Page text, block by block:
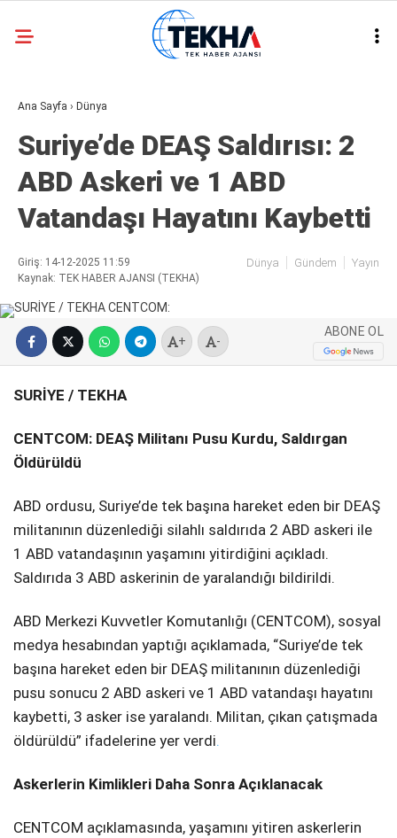
Facebook
27.9
ASAYIŞ
GÜNDEM
GENEL
POLITIKA
SIYASET
DÜNYA
METEOROLOJI
SERVISLER
Ana Sayfa › Dünya
Suriye’de DEAŞ Saldırısı: 2
ABD Askeri ve 1 ABD
Vatandaşı Hayatını Kaybetti
Giriş: 14-12-2025 11:59
Kaynak: TEK HABER AJANSI (TEKHA)
Dünya Gündem Yayın
+ -
ABONE OL
SURİYE / TEKHA
CENTCOM: DEAŞ Militanı Pusu Kurdu, Saldırgan
Öldürüldü
ABD ordusu, Suriye’de tek başına hareket eden bir DEAŞ
militanının düzenlediği silahlı saldırıda 2 ABD askeri ile
1 ABD vatandaşının yaşamını yitirdiğini açıkladı.
Saldırıda 3 ABD askerinin de yaralandığı bildirildi.
ABD Merkezi Kuvvetler Komutanlığı (CENTCOM), sosyal
medya hesabından yaptığı açıklamada, “Suriye’de tek
başına hareket eden bir DEAŞ militanının düzenlediği
pusu sonucu 2 ABD askeri ve 1 ABD vatandaşı hayatını
kaybetti, 3 asker ise yaralandı. Militan, çıkan çatışmada
öldürüldü” ifadelerine yer verdi.
Askerlerin Kimlikleri Daha Sonra Açıklanacak
CENTCOM açıklamasında, yaşamını yitiren askerlerin